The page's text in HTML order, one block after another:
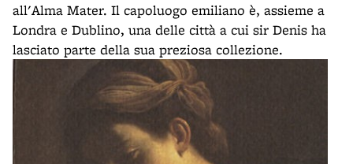
all'Alma Mater. Il capoluogo emiliano è, assieme a
Londra e Dublino, una delle città a cui sir Denis ha
lasciato parte della sua preziosa collezione.